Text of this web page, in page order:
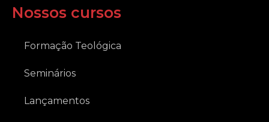
e
b
o
t
u
e
t
a
r
Nossos cursos
Formação Teológica
Seminários
Lançamentos